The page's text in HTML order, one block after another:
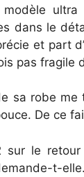
modèle
dans le
et part
pas fragile
sa robe me
De ce
le retour
t-elle.